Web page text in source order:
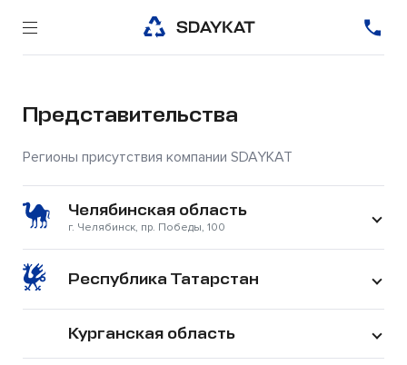
Представительства
Регионы присутствия компании SDAYKAT
Челябинская область
г. Челябинск, пр. Победы, 100
Республика Татарстан
Курганская область